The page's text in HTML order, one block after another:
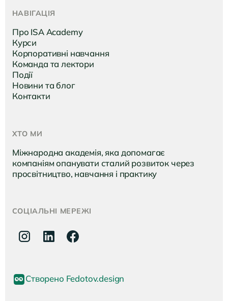
НАВІГАЦІЯ
Про ISA Academy
Курси
Корпоративні навчання
Команда та лектори
Події
Новини та блог
Контакти
ХТО МИ
Міжнародна академія, яка допомагає
компаніям опанувати сталий розвиток через
просвітництво, навчання і практику
СОЦІАЛЬНІ МЕРЕЖІ
Створено Fedotov.design